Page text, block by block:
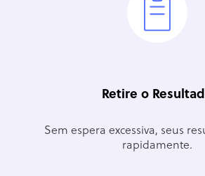
Retire o
Sem espera excessiva, seus
rapidamente.